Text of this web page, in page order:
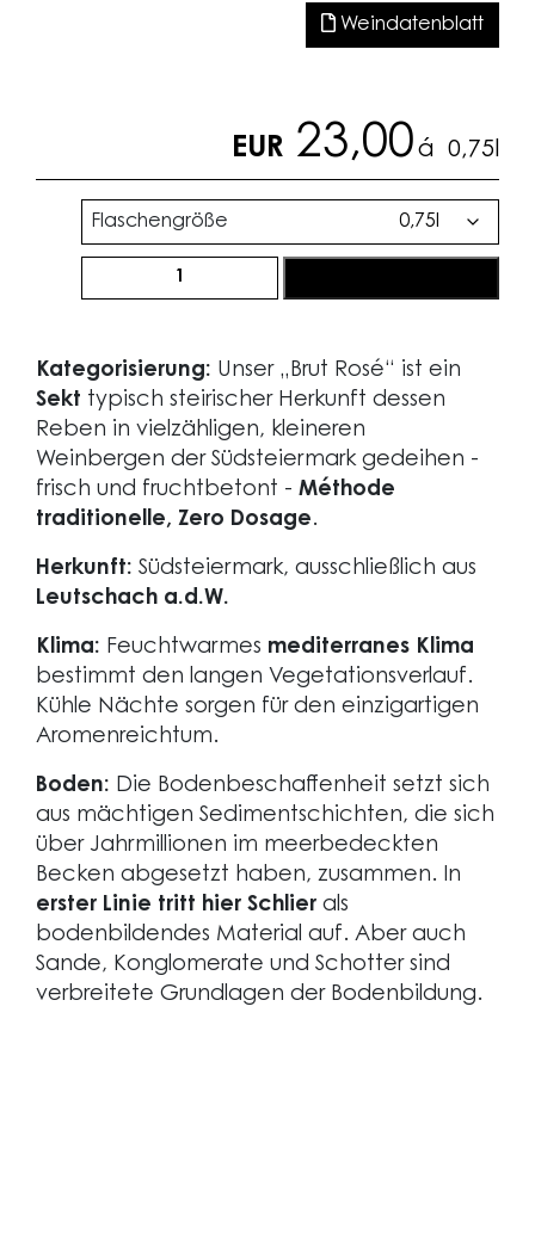
Weindatenblatt
EUR 23,00 á 0,75l
Flaschengröße
Rosé
Menge
Kategorisierung: Unser „Brut Rosé“ ist ein
Sekt typisch steirischer Herkunft dessen
Reben in vielzähligen, kleineren
Weinbergen der Südsteiermark gedeihen -
frisch und fruchtbetont - Méthode
traditionelle, Zero Dosage.
Herkunft: Südsteiermark, ausschließlich aus
Leutschach a.d.W.
Klima: Feuchtwarmes mediterranes Klima
bestimmt den langen Vegetationsverlauf.
Kühle Nächte sorgen für den einzigartigen
Aromenreichtum.
Boden: Die Bodenbeschaffenheit setzt sich
aus mächtigen Sedimentschichten, die sich
über Jahrmillionen im meerbedeckten
Becken abgesetzt haben, zusammen. In
erster Linie tritt hier Schlier als
bodenbildendes Material auf. Aber auch
Sande, Konglomerate und Schotter sind
verbreitete Grundlagen der Bodenbildung.